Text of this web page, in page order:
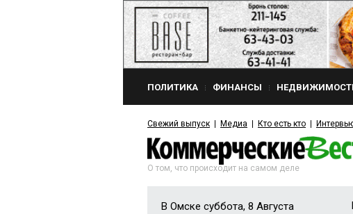
ПОЛИТИКА ФИНАНСЫ
Свежий выпуск Медиа Кто есть кто
О том, что происходит на самом деле
В Омске суббота, 8 Августа